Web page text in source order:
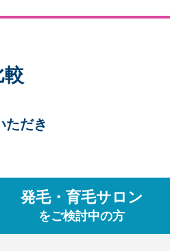
止期）
が抜ける本数が多い場合、ヘアサイク
ただき
発毛・育毛サロン
をご検討中の方